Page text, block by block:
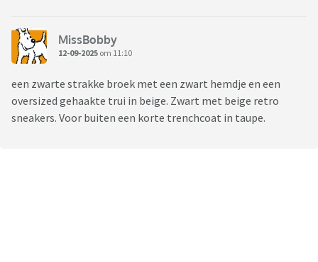
MissBobby
12-09-2025 om 11:10
een zwarte strakke broek met een zwart hemdje en een
oversized gehaakte trui in beige. Zwart met beige retro
sneakers. Voor buiten een korte trenchcoat in taupe.